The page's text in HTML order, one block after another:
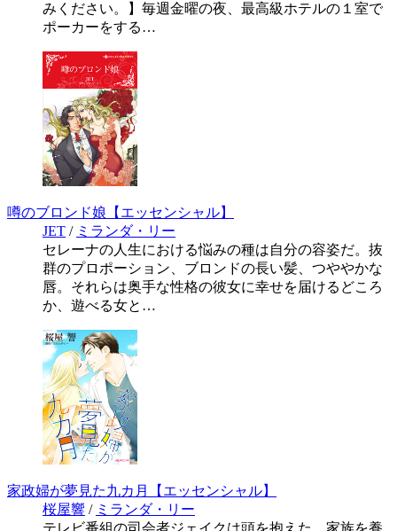
みください。】毎週金曜の夜、最高級ホテルの１室で
ポーカーをする…
噂のブロンド娘【エッセンシャル】
JET / ミランダ・リー
セレーナの人生における悩みの種は自分の容姿だ。抜
群のプロポーション、ブロンドの長い髪、つややかな
唇。それらは奥手な性格の彼女に幸せを届けるどころ
か、遊べる女と…
家政婦が夢見た九カ月【エッセンシャル】
桜屋響 / ミランダ・リー